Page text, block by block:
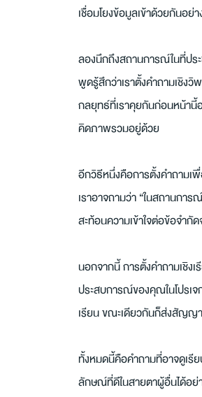
เชื่อมโยงข้อมูลเข้าด้วยกันอย่า
ลองนึกถึงสถานการณ์ในที่ประ
พูดรู้สึกว่าเราตั้งคำถามเชิงวิ
กลยุทธ์ที่เราคุยกันก่อนหน้านี้อ
คิดภาพรวมอยู่ด้วย
อีกวิธีหนึ่งคือการตั้งคำถามเพื่
เราอาจถามว่า “ในสถานกา
สะท้อนความเข้าใจต่อข้อจำกั
นอกจากนี้ การตั้งคำถามเชิง
ประสบการณ์ของคุณในโปรเ
เรียน ขณะเดียวกันก็ส่งสัญญ
ทั้งหมดนี้คือคำถามที่อาจดูเรีย
ลักษณ์ที่ดีในสายตาผู้อื่นได้อย่า